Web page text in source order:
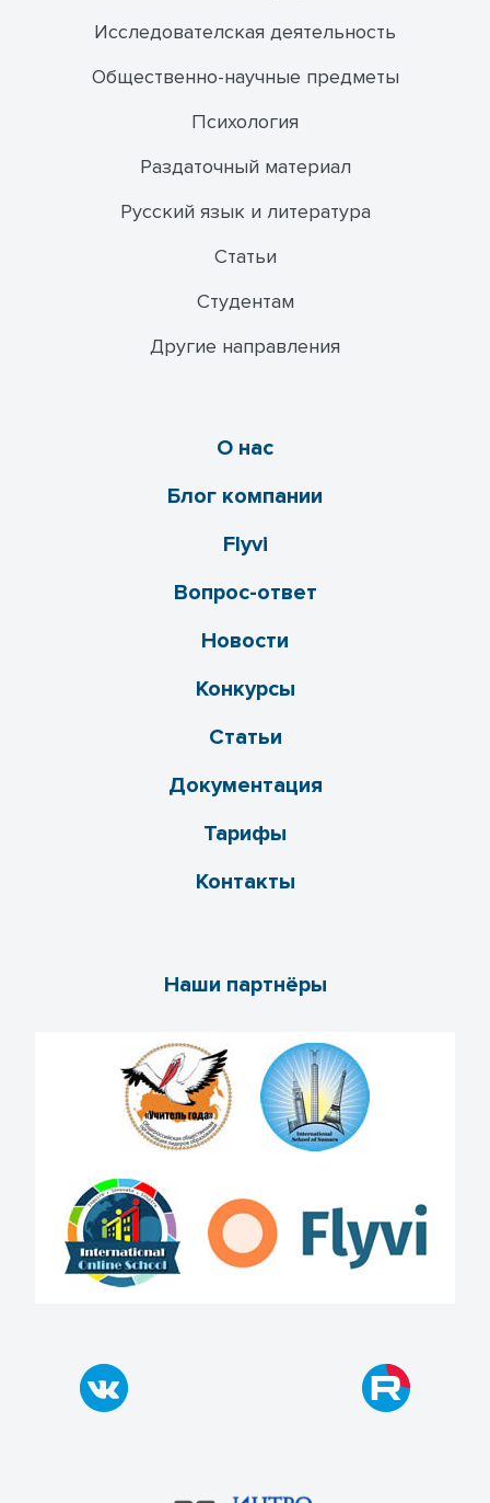
Исследователская деятельность
Общественно-научные предметы
Психология
Раздаточный материал
Русский язык и литература
Статьи
Студентам
Другие направления
О нас
Блог компании
Flyvi
Вопрос-ответ
Новости
Конкурсы
Статьи
Документация
Тарифы
Контакты
Наши партнёры